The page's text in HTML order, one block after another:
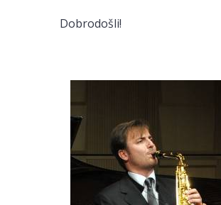
Dobrodošli!